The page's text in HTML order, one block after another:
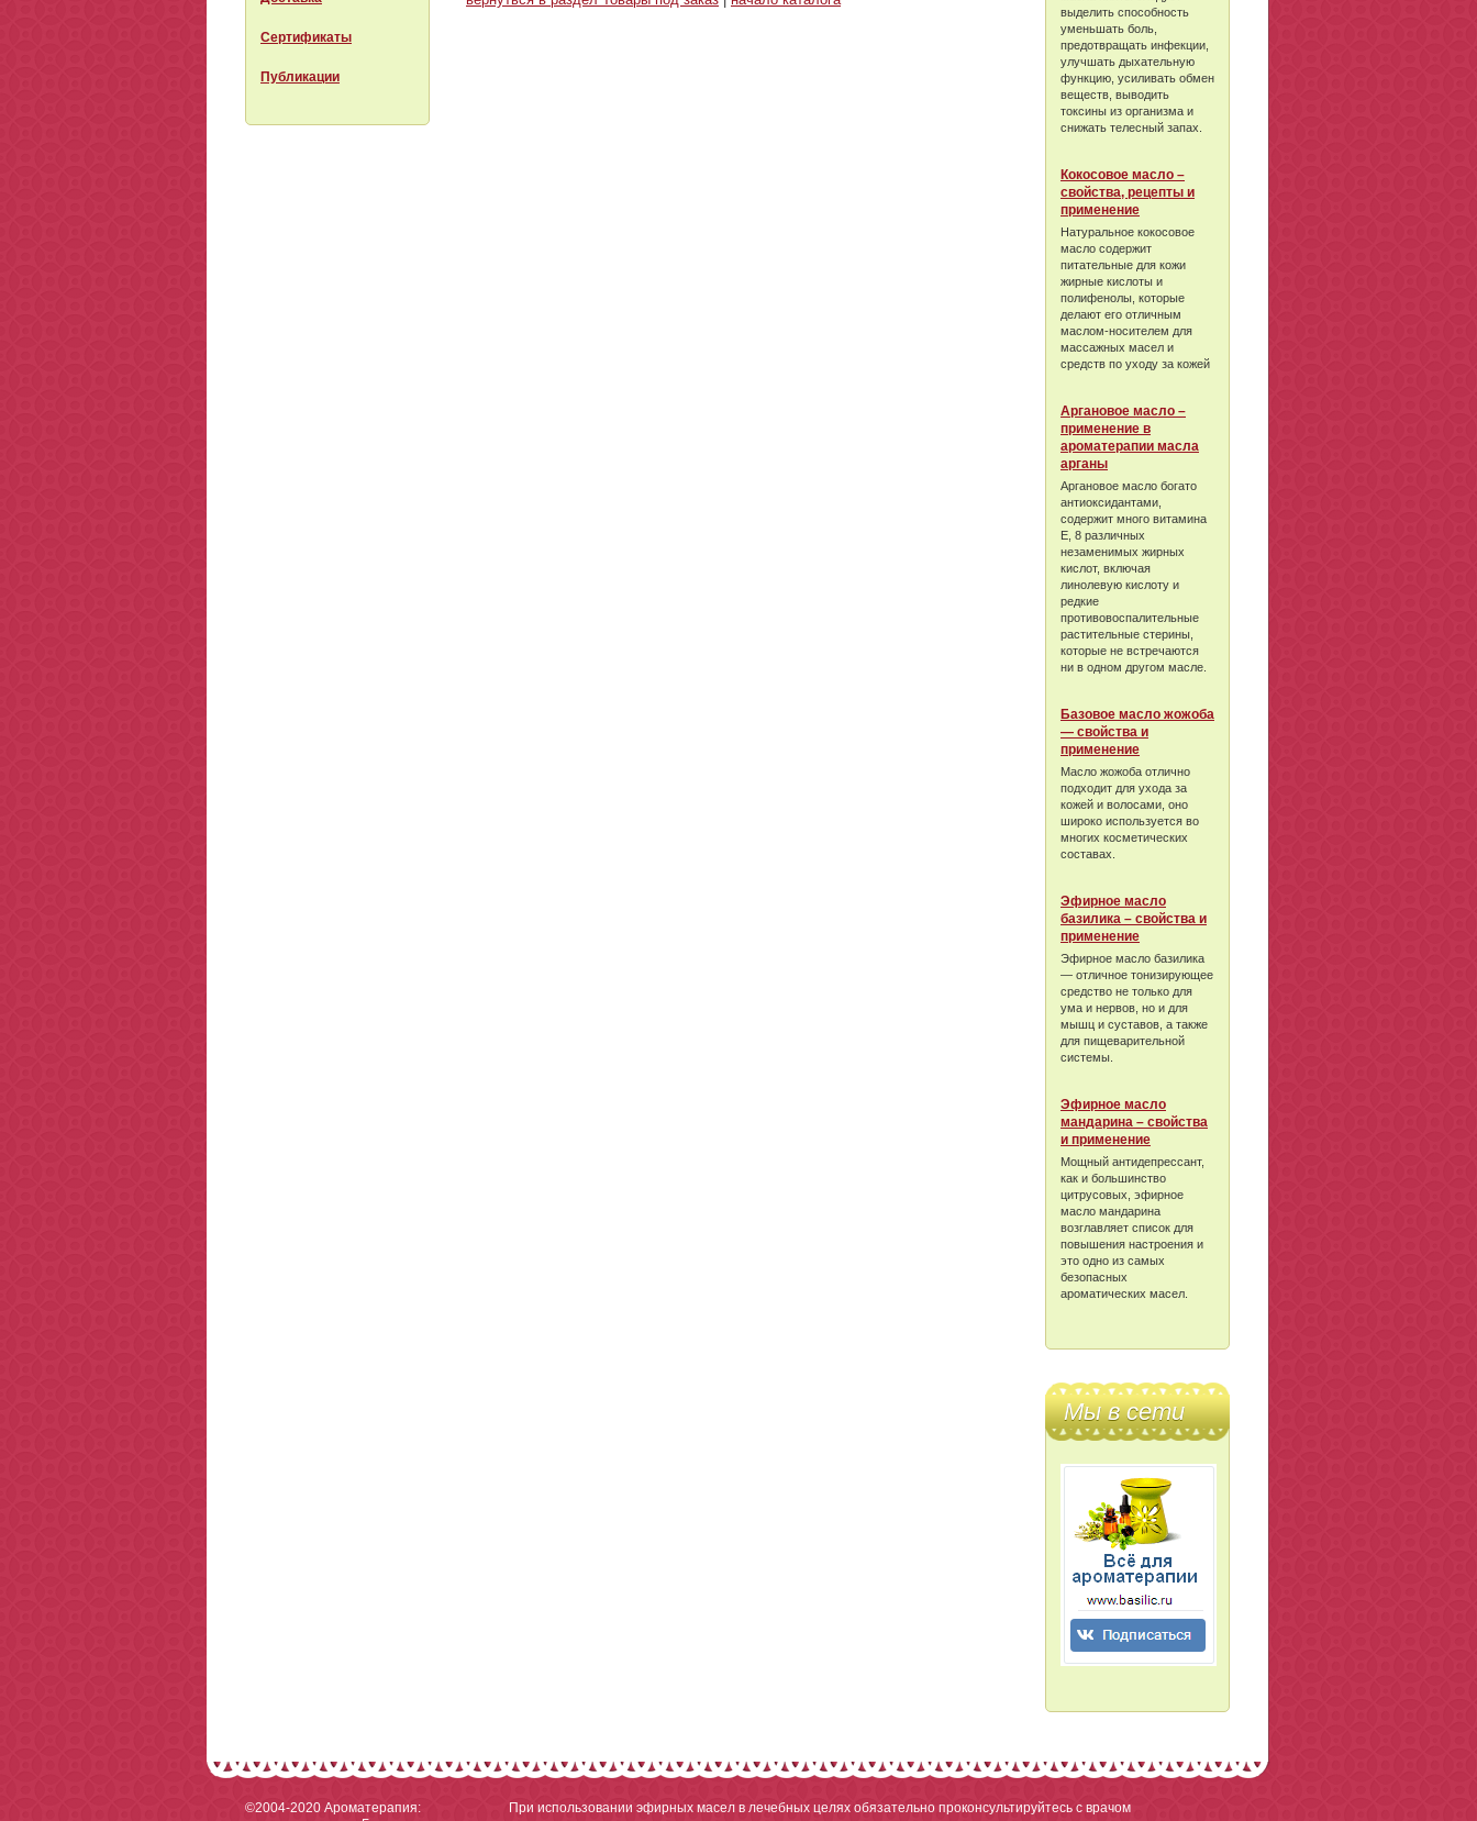
Сертификаты
Публикации
выделить способность
уменьшать боль,
предотвращать инфекции,
улучшать дыхательную
функцию, усиливать обмен
веществ, выводить
токсины из организма и
снижать телесный запах.
Кокосовое масло –
свойства, рецепты и
применение
Натуральное кокосовое
масло содержит
питательные для кожи
жирные кислоты и
полифенолы, которые
делают его отличным
маслом-носителем для
массажных масел и
средств по уходу за кожей
Аргановое масло –
применение в
ароматерапии масла
арганы
Аргановое масло богато
антиоксидантами,
содержит много витамина
Е, 8 различных
незаменимых жирных
кислот, включая
линолевую кислоту и
редкие
противовоспалительные
растительные стерины,
которые не встречаются
ни в одном другом масле.
Базовое масло жожоба
— свойства и
применение
Масло жожоба отлично
подходит для ухода за
кожей и волосами, оно
широко используется во
многих косметических
составах.
Эфирное масло
базилика – свойства и
применение
Эфирное масло базилика
— отличное тонизирующее
средство не только для
ума и нервов, но и для
мышц и суставов, а также
для пищеварительной
системы.
Эфирное масло
мандарина – свойства
и применение
Мощный антидепрессант,
как и большинство
цитрусовых, эфирное
масло мандарина
возглавляет список для
повышения настроения и
это одно из самых
безопасных
ароматических масел.
Мы в сети
©2004-2020 Ароматерапия:
При использовании эфирных масел в лечебных целях обязательно проконсультируйтесь с врачом